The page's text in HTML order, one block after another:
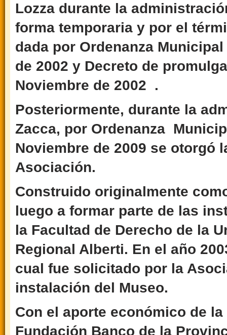
Lozza durante la
forma temporaria y por el
dada por Ordenanza
de 2002 y Decreto de
Noviembre de 2002 .
Posteriormente, durante la
Zacca, por Ordenanza
Noviembre de 2009 se otorgó
Asociación.
Construido originalmente
luego a formar parte de las
la Facultad de Derecho de la
Regional Alberti. En el año
cual fue solicitado por la
instalación del Museo.
Con el aporte económico de
Fundación Banco de la